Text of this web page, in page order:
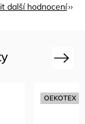
další hodnocení
OEKOTEX
Next